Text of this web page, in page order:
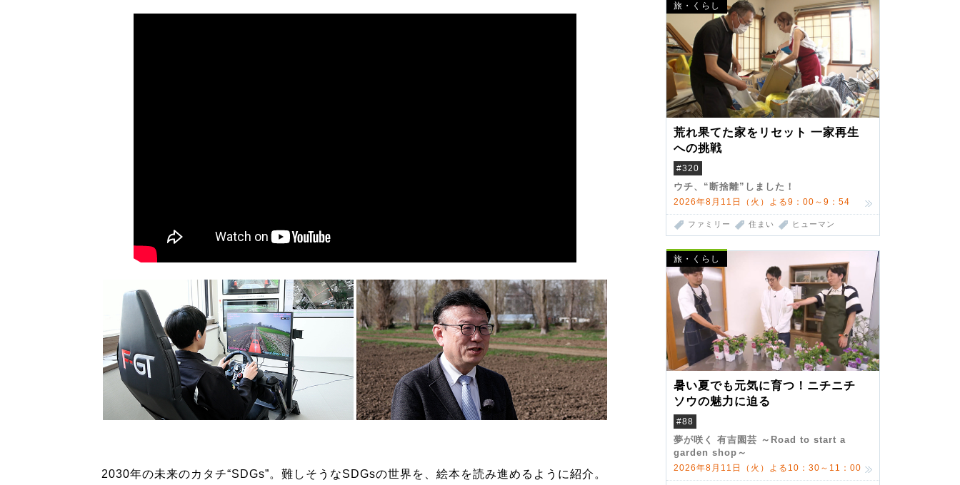
旅・くらし
荒れ果てた家をリセット 一家再生
への挑戦
#320
ウチ、“断捨離”しました！
2026年8月11日（火）よる9：00～9：54
ファミリー 住まい ヒューマン
旅・くらし
暑い夏でも元気に育つ！ニチニチ
ソウの魅力に迫る
#88
夢が咲く 有吉園芸 ～Road to start a
garden shop～
2026年8月11日（火）よる10：30～11：00
2030年の未来のカタチ“SDGs”。難しそうなSDGsの世界を、絵本を読み進めるように紹介。